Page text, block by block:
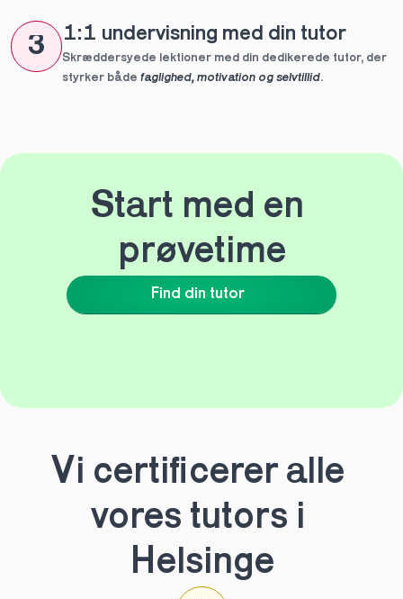
3 1:1 undervisning med din tutor
Skræddersyede lektioner med din dedikerede tutor, der
styrker både faglighed, motivation og selvtillid.
Find din tutor
Start med en
prøvetime
Vi certificerer alle
vores tutors i
Helsinge